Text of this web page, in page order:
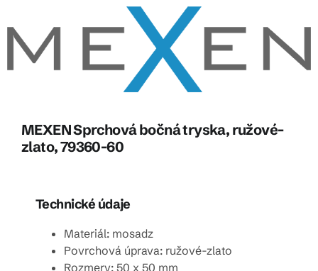
MEXEN Sprchová bočná tryska, ružové-
zlato, 79360-60
Technické údaje
Materiál: mosadz
Povrchová úprava: ružové-zlato
Rozmery: 50 x 50 mm